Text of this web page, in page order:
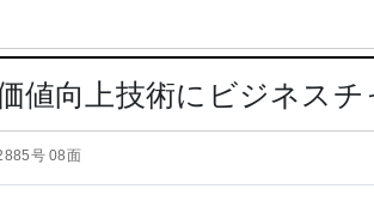
値向上技術にビジネスチ
号 08面